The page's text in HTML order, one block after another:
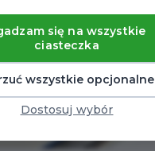
się na wszystkie
ciasteczka
wszystkie opcjonalne
Dostosuj wybór